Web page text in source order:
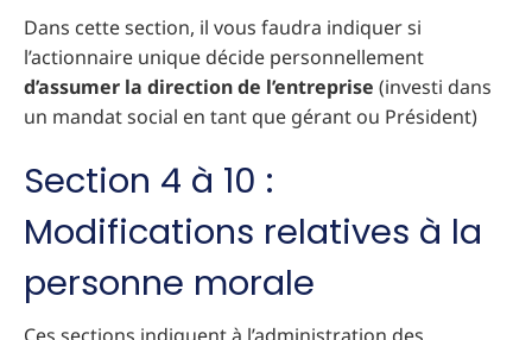
Dans cette section, il vous faudra indiquer si
l’actionnaire unique décide personnellement
d’assumer la direction de l’entreprise (investi dans
un mandat social en tant que gérant ou Président)
Section 4 à 10 :
Modifications relatives à la
personne morale